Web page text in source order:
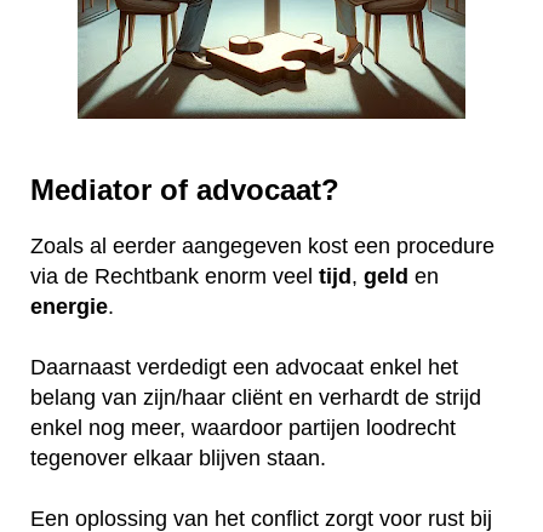
Mediator of advocaat?
Zoals al eerder aangegeven kost een procedure
via de Rechtbank enorm veel tijd, geld en
energie.
Daarnaast verdedigt een advocaat enkel het
belang van zijn/haar cliënt en verhardt de strijd
enkel nog meer, waardoor partijen loodrecht
tegenover elkaar blijven staan.
Een oplossing van het conflict zorgt voor rust bij